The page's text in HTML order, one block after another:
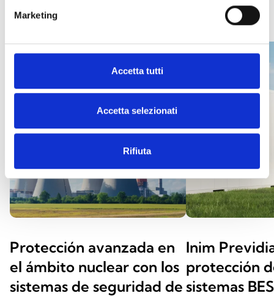
Marketing
Accetta tutti
Accetta selezionati
Rifiuta
Protección avanzada en
el ámbito nuclear con los
sistemas de seguridad de
Inim
protección
sistemas